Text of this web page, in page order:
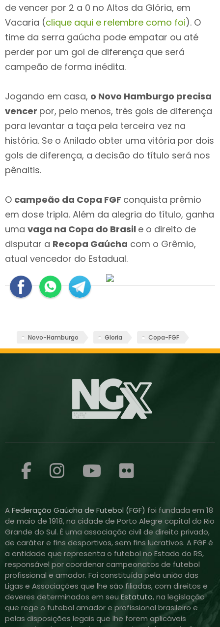
de vencer por 2 a 0 no Altos da Glória, em
Vacaria (clique aqui e relembre como foi). O
time da serra gaúcha pode empatar ou até
perder por um gol de diferença que será
campeão de forma inédita.
Jogando em casa, o Novo Hamburgo precisa
vencer por, pelo menos, três gols de diferença
para levantar a taça pela terceira vez na
história. Se o Anilado obter uma vitória por dois
gols de diferença, a decisão do título será nos
pênaltis.
O campeão da Copa FGF conquista prêmio
em dose tripla. Além da alegria do título, ganha
uma vaga na Copa do Brasil e o direito de
disputar a Recopa Gaúcha com o Grêmio,
atual vencedor do Estadual.
Novo-Hamburgo Gloria Copa-FGF
AFederação Gaúcha de Futebol (FGF) foi fundada em 18
de maio de 1918, na cidade de Porto Alegre capital do Rio
Grande do Sul. É uma associação civil de direito privado,
de caráter e fins desportivos, sem fins lucrativos. A FGF é
a entidade que representa o futebol no Estado do RS,
responsável por coordenar campeonatos de futebol
profissional e amador. Foi constituída pela união das
Ligas e Associações que lhe são filiadas, com direitos e
deveres determinados em seu Estatuto, na legislação
que rege o futebol amador e profissional brasileiro e
pelas disposições legais que lhe forem aplicáveis